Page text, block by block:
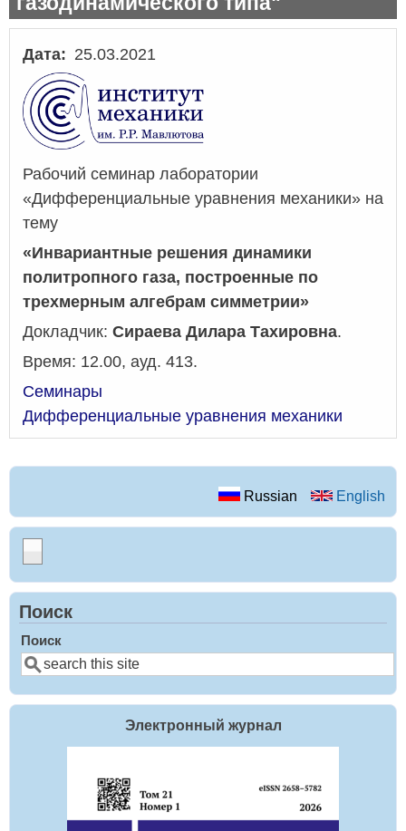
Дата 25.03.2021
Рабочий семинар лаборатории
«Дифференциальные уравнения механики» на
тему
«Инвариантные решения динамики
политропного газа, построенные по
трехмерным алгебрам симметрии»
Докладчик: Сираева Дилара Тахировна.
Время: 12.00, ауд. 413.
Семинары
Дифференциальные уравнения механики
Russian English
Поиск
Поиск
Электронный журнал